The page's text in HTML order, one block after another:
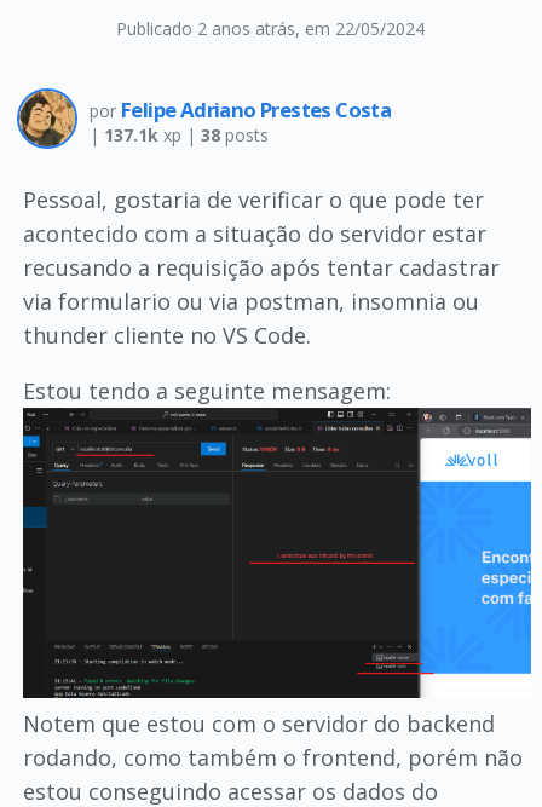
Publicado 2 anos atrás, em 22/05/2024
por Felipe Adriano Prestes Costa
| 137.1kxp | 38posts
Pessoal, gostaria de verificar o que pode ter
acontecido com a situação do servidor estar
recusando a requisição após tentar cadastrar
via formulario ou via postman, insomnia ou
thunder cliente no VS Code.
Estou tendo a seguinte mensagem:
Notem que estou com o servidor do backend
rodando, como também o frontend, porém não
estou conseguindo acessar os dados do